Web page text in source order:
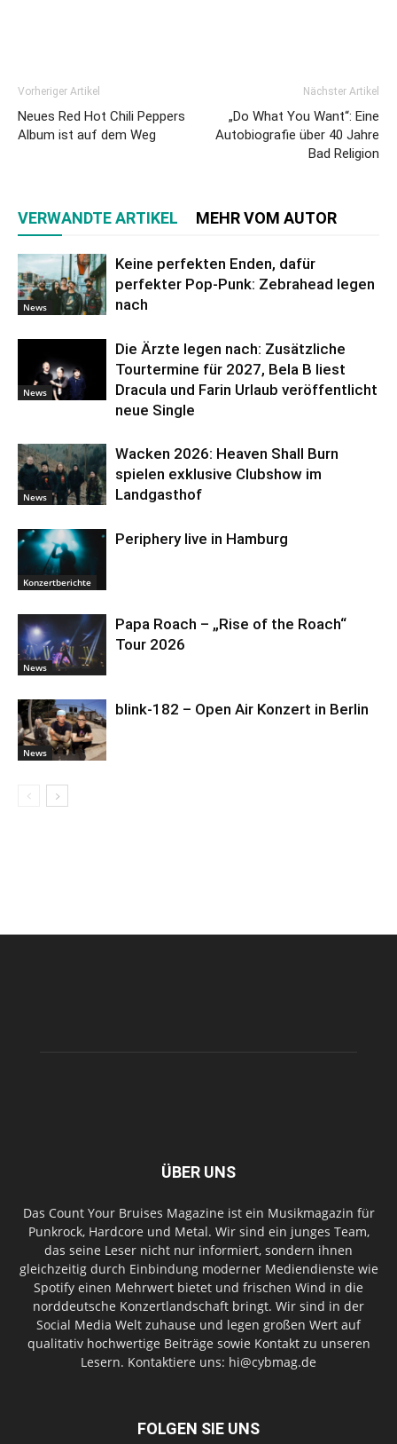
Vorheriger Artikel
Neues Red Hot Chili Peppers
Album ist auf dem Weg
Nächster Artikel
„Do What You Want“: Eine
Autobiografie über 40 Jahre
Bad Religion
VERWANDTE ARTIKEL MEHR VOM AUTOR
News
Keine perfekten Enden, dafür
perfekter Pop-Punk: Zebrahead legen
nach
News
Die Ärzte legen nach: Zusätzliche
Tourtermine für 2027, Bela B liest
Dracula und Farin Urlaub veröffentlicht
neue Single
News
Wacken 2026: Heaven Shall Burn
spielen exklusive Clubshow im
Landgasthof
Konzertberichte
Periphery live in Hamburg
News
Papa Roach – „Rise of the Roach“
Tour 2026
News
blink-182 – Open Air Konzert in Berlin
ÜBER UNS
Das Count Your Bruises Magazine ist ein Musikmagazin für
Punkrock, Hardcore und Metal. Wir sind ein junges Team,
das seine Leser nicht nur informiert, sondern ihnen
gleichzeitig durch Einbindung moderner Mediendienste wie
Spotify einen Mehrwert bietet und frischen Wind in die
norddeutsche Konzertlandschaft bringt. Wir sind in der
Social Media Welt zuhause und legen großen Wert auf
qualitativ hochwertige Beiträge sowie Kontakt zu unseren
Lesern. Kontaktiere uns: hi@cybmag.de
FOLGEN SIE UNS